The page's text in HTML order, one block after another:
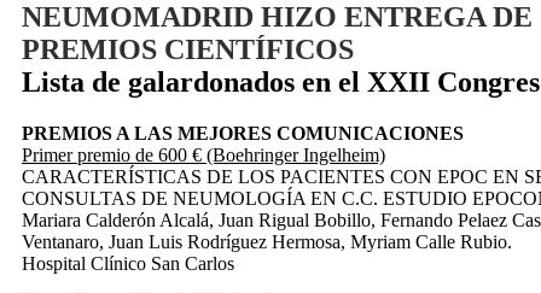
NEUMOMADRID HIZO ENTREGA DE
PREMIOS CIENTÍFICOS
Lista de galardonados en el XXII
PREMIOS A LAS MEJORES COMUNICACIONES
Primer premio de 600 € (Boehringer Ingelheim)
CARACTERÍSTICAS DE LOS PACIENTES CON EPOC EN
CONSULTAS DE NEUMOLOGÍA EN C.C. ESTUDIO
Mariara Calderón Alcalá, Juan Rigual Bobillo, Fernando Pelaez
Ventanaro, Juan Luis Rodríguez Hermosa, Myriam Calle Rubio.
Hospital Clínico San Carlos